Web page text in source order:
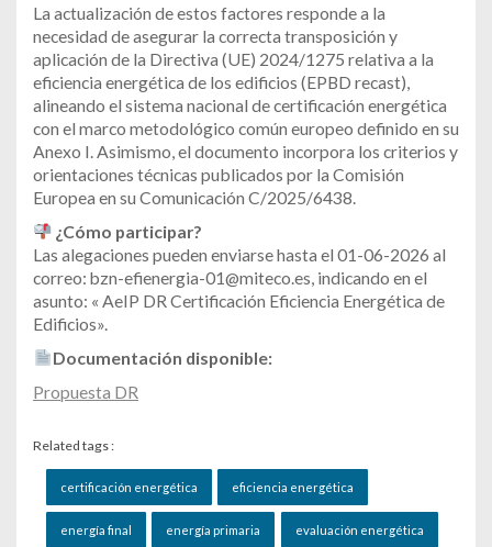
La actualización de estos factores responde a la
necesidad de asegurar la correcta transposición y
aplicación de la Directiva (UE) 2024/1275 relativa a la
eficiencia energética de los edificios (EPBD recast),
alineando el sistema nacional de certificación energética
con el marco metodológico común europeo definido en su
Anexo I. Asimismo, el documento incorpora los criterios y
orientaciones técnicas publicados por la Comisión
Europea en su Comunicación C/2025/6438.
¿Cómo participar?
Las alegaciones pueden enviarse hasta el 01-06-2026 al
correo: bzn-efienergia-01@miteco.es, indicando en el
asunto: « AeIP DR Certificación Eficiencia Energética de
Edificios».
Documentación disponible:
Propuesta DR
Related tags :
certificación energética eficiencia energética
energía final energía primaria evaluación energética